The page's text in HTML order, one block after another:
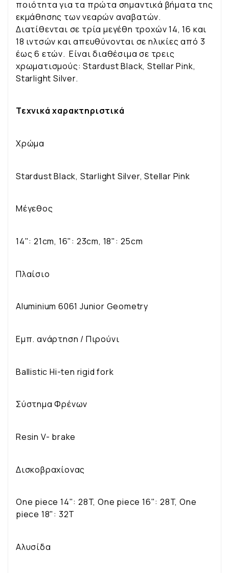
ποιότητα για τα πρώτα σημαντικά βήματα της
εκμάθησης των νεαρών αναβατών.
Διατίθενται σε τρία μεγέθη τροχών 14, 16 και
18 ιντσών και απευθύνονται σε ηλικίες από 3
έως 6 ετών. Είναι διαθέσιμα σε τρεις
χρωματισμούς: Stardust Black, Stellar Pink,
Starlight Silver.
Τεχνικά χαρακτηριστικά
Χρώμα
Stardust Black, Starlight Silver, Stellar Pink
Μέγεθος
14": 21cm, 16": 23cm, 18": 25cm
Πλαίσιο
Aluminium 6061 Junior Geometry
Εμπ. ανάρτηση / Πιρούνι
Ballistic Hi-ten rigid fork
Σύστημα Φρένων
Resin V- brake
Δισκοβραχίονας
One piece 14": 28T, One piece 16": 28T, One
piece 18": 32T
Αλυσίδα